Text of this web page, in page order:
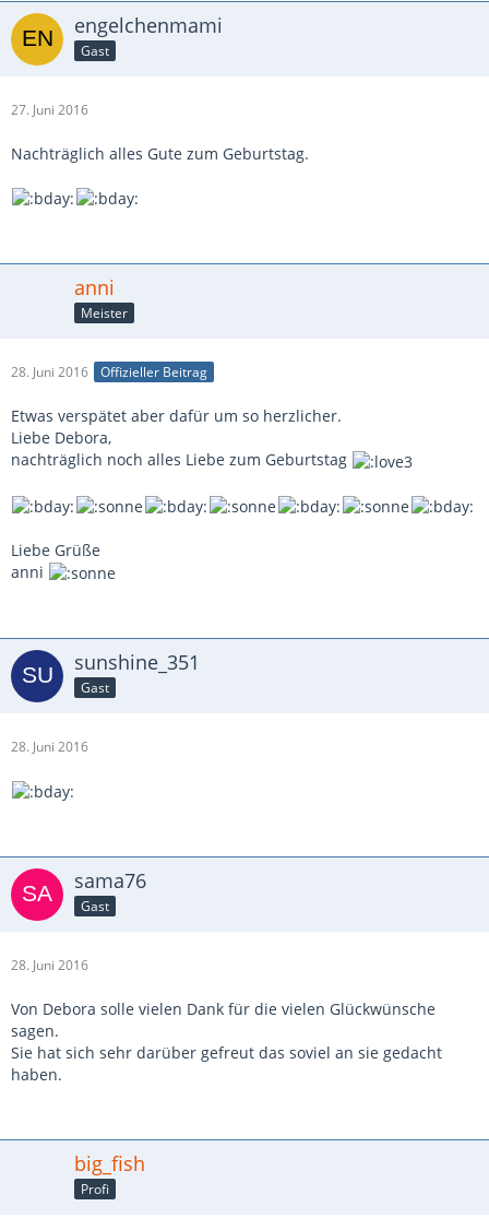
engelchenmami
Gast
27. Juni 2016
Nachträglich alles Gute zum Geburtstag.
anni
Meister
28. Juni 2016 Offizieller Beitrag
Etwas verspätet aber dafür um so herzlicher.
Liebe Debora,
nachträglich noch alles Liebe zum Geburtstag
Liebe Grüße
anni
sunshine_351
Gast
28. Juni 2016
sama76
Gast
28. Juni 2016
Von Debora solle vielen Dank für die vielen Glückwünsche
sagen.
Sie hat sich sehr darüber gefreut das soviel an sie gedacht
haben.
big_fish
Profi